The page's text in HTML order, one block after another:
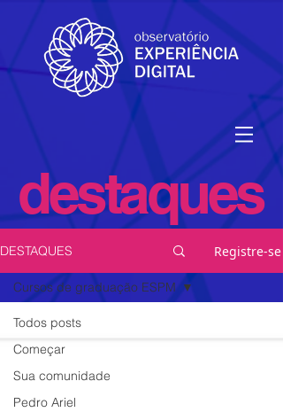
destaques
DESTAQUES Registre-se
Todos posts
Começar
Sua comunidade
Pedro Ariel
Cursos de graduação ESPM